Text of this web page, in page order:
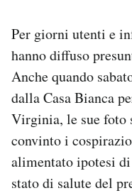
Per giorni utenti e
hanno diffuso
Anche quando
dalla Casa Bianca
Virginia, le sue foto
convinto i
alimentato ipotesi
stato di salute del